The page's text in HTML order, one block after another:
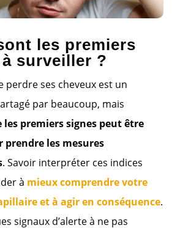
les premiers
surveiller ?
perdre ses cheveux est un
par beaucoup, mais
premiers signes peut être
prendre les mesures
. Savoir interpréter ces indices
à mieux comprendre votre
et à agir en conséquence.
signaux d’alerte à ne pas